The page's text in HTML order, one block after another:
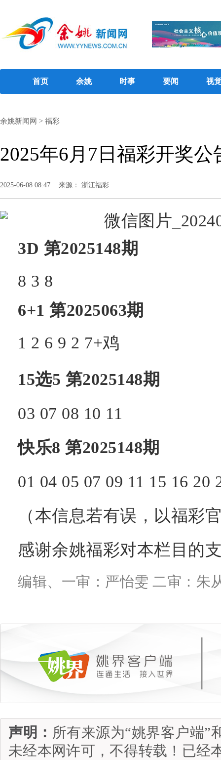
首页 余姚 时事 要闻 视
余姚新闻网 > 福彩
2025年6月7日福彩开奖公
2025-06-08 08:47 来源： 浙江福彩
3D 第2025148期
8 3 8
6+1 第2025063期
1 2 6 9 2 7+鸡
15选5 第2025148期
03 07 08 10 11
快乐8 第2025148期
01 04 05 07 09 11 15 16 20
（本信息若有误，以福彩
感谢余姚福彩对本栏目的
编辑、一审：严怡雯 二审：朱
声明： 所有来源为“姚界客户端”
未经本网许可，不得转载！已经